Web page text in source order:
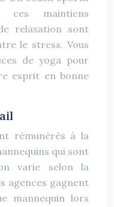
ces maintiens
relaxation sont
le stress. Vous
de yoga pour
esprit en bonne
rémunérés à la
qui sont
varie selon la
agences gagnent
mannequin lors